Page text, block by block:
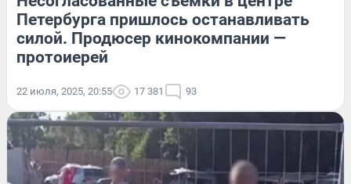
Петербурга пришлось останавливать
силой. Продюсер кинокомпании —
протоиерей
22 июля, 2025, 20:55 17 381 93